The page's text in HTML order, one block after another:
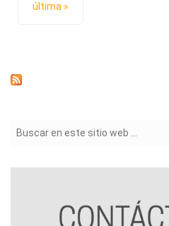
última »
Formulario de búsqueda